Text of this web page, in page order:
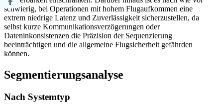
schwierig, bei Operationen mit hohem Flugaufkommen eine
extrem niedrige Latenz und Zuverlässigkeit sicherzustellen, da
selbst kurze Kommunikationsverzögerungen oder
Dateninkonsistenzen die Präzision der Sequenzierung
beeinträchtigen und die allgemeine Flugsicherheit gefährden
können.
Segmentierungsanalyse
Nach Systemtyp